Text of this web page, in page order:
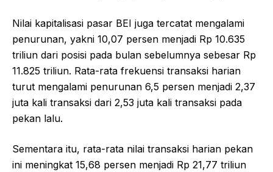
Nilai kapitalisasi pasar BEI juga tercatat mengalami
penurunan, yakni 10,07 persen menjadi Rp 10.635
triliun dari posisi pada bulan sebelumnya sebesar Rp
11.825 triliun. Rata-rata frekuensi transaksi harian
turut mengalami penurunan 6,5 persen menjadi 2,37
juta kali transaksi dari 2,53 juta kali transaksi pada
pekan lalu.
Sementara itu, rata-rata nilai transaksi harian pekan
ini meningkat 15,68 persen menjadi Rp 21,77 triliun